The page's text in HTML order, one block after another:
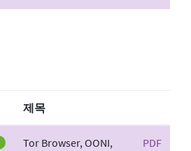
제목
Tor Browser, OONI,
PDF